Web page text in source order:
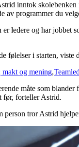
inntok
av programmer du
er ledere og har jobbet
følelser i starten, viste
makt og mening,
måte som
før, forteller Astrid.
person tror Astrid